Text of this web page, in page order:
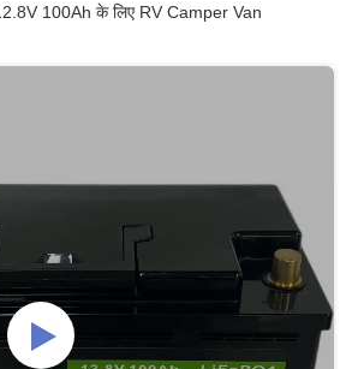
100Ah के लिए RV Camper Van